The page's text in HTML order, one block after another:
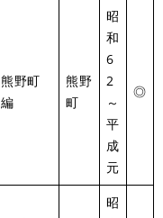
熊野町
編
熊野
町
昭
和
6
2
～
平
成
元
◎
昭